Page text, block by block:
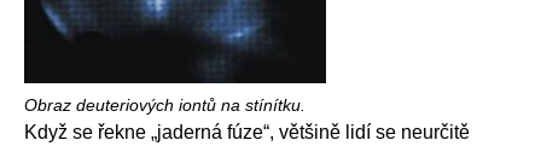
Obraz deuteriových iontů na stínítku.
Když se řekne „jaderná fúze“, většině lidí se neurčitě